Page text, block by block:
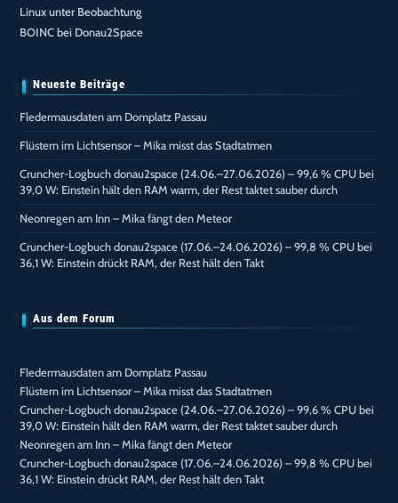
Linux unter Beobachtung
BOINC bei Donau2Space
Neueste Beiträge
Fledermausdaten am Domplatz Passau
Flüstern im Lichtsensor – Mika misst das Stadtatmen
Cruncher-Logbuch donau2space (24.06.–27.06.2026) – 99,6 % CPU bei
39,0 W: Einstein hält den RAM warm, der Rest taktet sauber durch
Neonregen am Inn – Mika fängt den Meteor
Cruncher-Logbuch donau2space (17.06.–24.06.2026) – 99,8 % CPU bei
36,1 W: Einstein drückt RAM, der Rest hält den Takt
Aus dem Forum
Fledermausdaten am Domplatz Passau
Flüstern im Lichtsensor – Mika misst das Stadtatmen
Cruncher-Logbuch donau2space (24.06.–27.06.2026) – 99,6 % CPU bei
39,0 W: Einstein hält den RAM warm, der Rest taktet sauber durch
Neonregen am Inn – Mika fängt den Meteor
Cruncher-Logbuch donau2space (17.06.–24.06.2026) – 99,8 % CPU bei
36,1 W: Einstein drückt RAM, der Rest hält den Takt